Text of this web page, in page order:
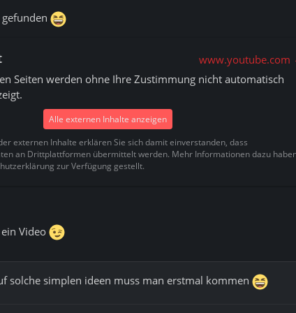
www.youtube.com
Seiten werden ohne Ihre Zustimmung nicht automatisch
Alle externen Inhalte anzeigen
externen Inhalte erklären Sie sich damit einverstanden, dass
an Drittplattformen übermittelt werden. Mehr Informationen dazu
zur Verfügung gestellt.
Video
solche simplen ideen muss man erstmal kommen